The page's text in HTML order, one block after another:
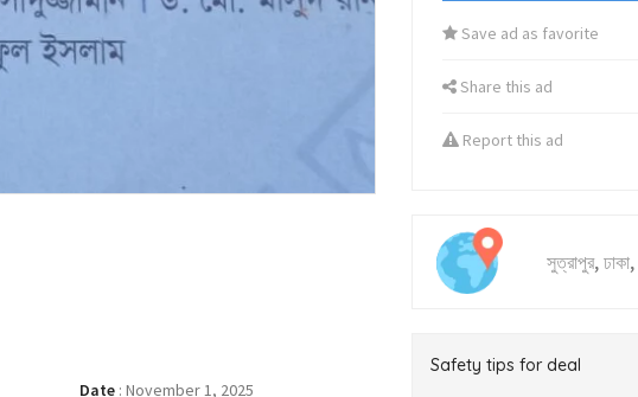
Date : November 1, 2025
Save ad as favorite
Share this ad
Report this ad
সুত্রাপুর, ঢাকা,
Safety tips for deal